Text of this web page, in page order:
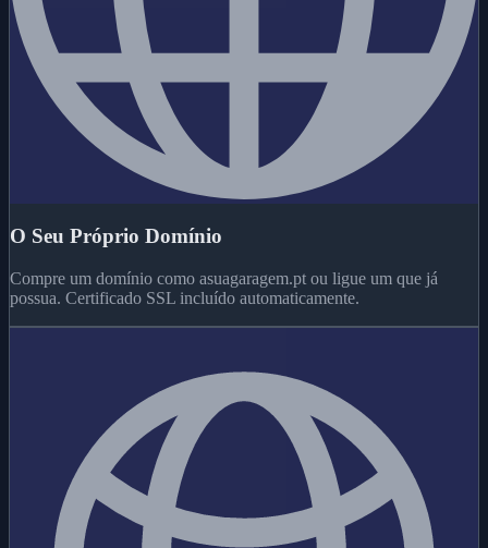
O Seu Próprio Domínio
Compre um domínio como asuagaragem.pt ou ligue um que já
possua. Certificado SSL incluído automaticamente.